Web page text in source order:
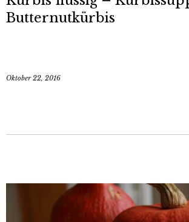
Butternutkürbis
Oktober 22, 2016